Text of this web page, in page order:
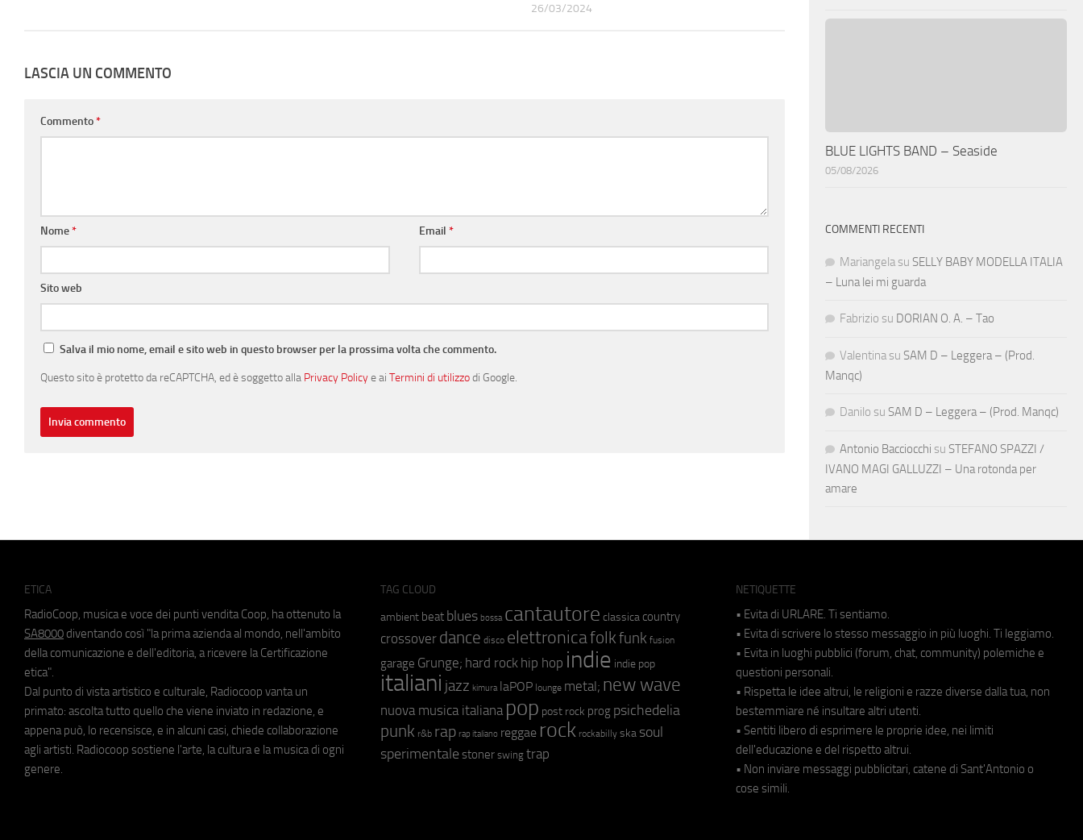
26/03/2024
LASCIA UN COMMENTO
Commento*
Nome* Email*
Sito web
Salva il mio nome, email e sito web in questo browser per la prossima volta che commento.
Questo sito è protetto da reCAPTCHA, ed è soggetto alla Privacy Policye ai Termini di utilizzodi Google.
BLUE LIGHTS BAND – Seaside
05/08/2026
COMMENTI RECENTI
Mariangela su SELLY BABY MODELLA ITALIA
– Luna lei mi guarda
Fabrizio su DORIAN O. A. – Tao
Valentina su SAM D – Leggera – (Prod.
Manqc)
Danilo su SAM D – Leggera – (Prod. Manqc)
Antonio Bacciocchi su STEFANO SPAZZI /
IVANO MAGI GALLUZZI – Una rotonda per
amare
ETICA
RadioCoop, musica e voce dei punti vendita Coop, ha ottenuto la
SA8000 diventando così "la prima azienda al mondo, nell'ambito
della comunicazione e dell'editoria, a ricevere la Certificazione
etica".
Dal punto di vista artistico e culturale, Radiocoop vanta un
primato: ascolta tutto quello che viene inviato in redazione, e
appena può, lo recensisce, e in alcuni casi, chiede collaborazione
agli artisti. Radiocoop sostiene l'arte, la cultura e la musica di ogni
genere.
TAG CLOUD
ambient beat blues bossa cantautore classica country
crossover dance disco elettronicafolkfunk fusion
garage Grunge; hard rock hip hop indie indie pop
italiani jazz kimura laPOP lounge metal; new wave
nuova musica italiana pop post rock prog psichedelia
punk r&b rap rap italiano reggae rock rockabilly ska soul
sperimentale stoner swing trap
NETIQUETTE
• Evita di URLARE. Ti sentiamo.
• Evita di scrivere lo stesso messaggio in più luoghi. Ti leggiamo.
• Evita in luoghi pubblici (forum, chat, community) polemiche e
questioni personali.
• Rispetta le idee altrui, le religioni e razze diverse dalla tua, non
bestemmiare né insultare altri utenti.
• Sentiti libero di esprimere le proprie idee, nei limiti
dell'educazione e del rispetto altrui.
• Non inviare messaggi pubblicitari, catene di Sant'Antonio o
cose simili.